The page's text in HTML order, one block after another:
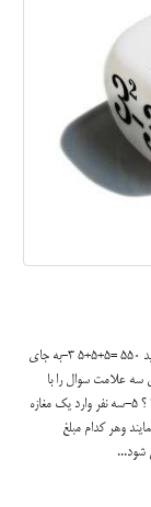
1-مستطیلی با سه خط بکشید 2- تساوی زیر را با یک خط برابر هم نمایید 550 =5+5+5 3-به جای
را قرار دهید 17 7 2 19 11 3 ؟ 13 5 4-جای سه علامت سوال را با
حروف مناسب لاتین پر نمایید(از راست به چپ بخوانید) T W T M ؟ ؟ ؟ 5-سه نفر وارد یک مغازه
خریداری مینمایند وهر کدام مبلغ